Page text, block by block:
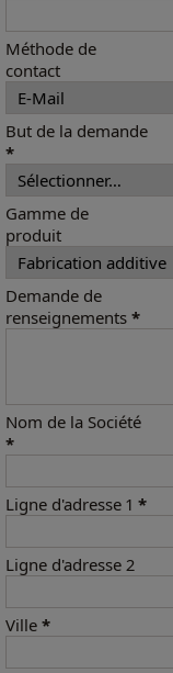
Méthode de
contact
But de la demande
*
Gamme de
produit
Demande de
renseignements *
Nom de la Société
*
Ligne d'adresse 1 *
Ligne d'adresse 2
Ville *